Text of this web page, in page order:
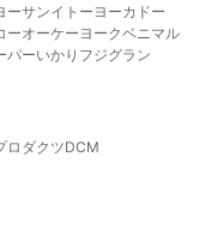
ーサンイトーヨーカドー
ーオーケー ヨークベニマル
パーいかり フジグラン
ロダクツDCM